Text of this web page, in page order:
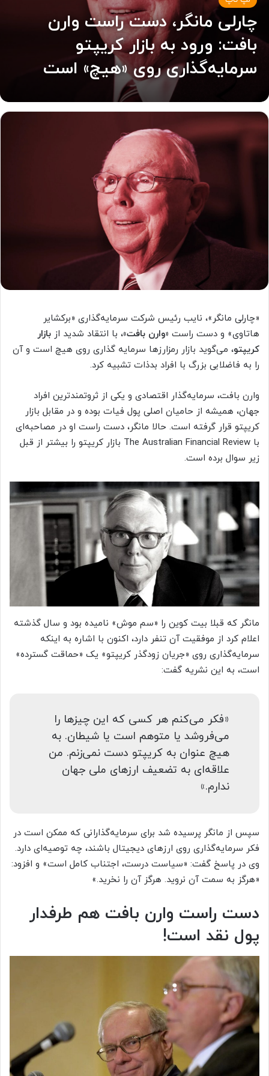
چارلی مانگر، دست راست وارن
بافت: ورود به بازار کریپتو
سرمایه‌گذاری روی «هیچ» است
«چارلی مانگر»، نایب رئیس شرکت سرمایه‌گذاری «برکشایر
هاتاوی» و دست راست «وارن بافت»، با انتقاد شدید از بازار
کریپتو، می‌گوید بازار رمزارزها سرمایه گذاری روی هیچ است و آن
را به فاضلابی بزرگ با افراد بدذات تشبیه کرد.
وارن بافت، سرمایه‌گذار اقتصادی و یکی از ثروتمندترین افراد
جهان، همیشه از حامیان اصلی پول فیات بوده و در مقابل بازار
کریپتو قرار گرفته است. حالا مانگر، دست راست او در مصاحبه‌ای
با The Australian Financial Review بازار کریپتو را بیشتر از قبل
زیر سوال برده است.
مانگر که قبلا بیت کوین را «سم موش» نامیده بود و سال گذشته
اعلام کرد از موفقیت آن تنفر دارد، اکنون با اشاره به اینکه
سرمایه‌گذاری روی «جریان زودگذر کریپتو» یک «حماقت گسترده»
است، به این نشریه گفت:
«فکر می‌کنم هر کسی که این چیزها را
می‌فروشد یا متوهم است یا شیطان. به
هیچ عنوان به کریپتو دست نمی‌زنم. من
علاقه‌ای به تضعیف ارزهای ملی جهان
ندارم.»
سپس از مانگر پرسیده شد برای سرمایه‌گذارانی که ممکن است در
فکر سرمایه‌گذاری روی ارزهای دیجیتال باشند، چه توصیه‌ای دارد.
وی در پاسخ گفت: «سیاست درست، اجتناب کامل است» و افزود:
«هرگز به سمت آن نروید. هرگز آن را نخرید.»
دست راست وارن بافت هم طرفدار
پول نقد است!